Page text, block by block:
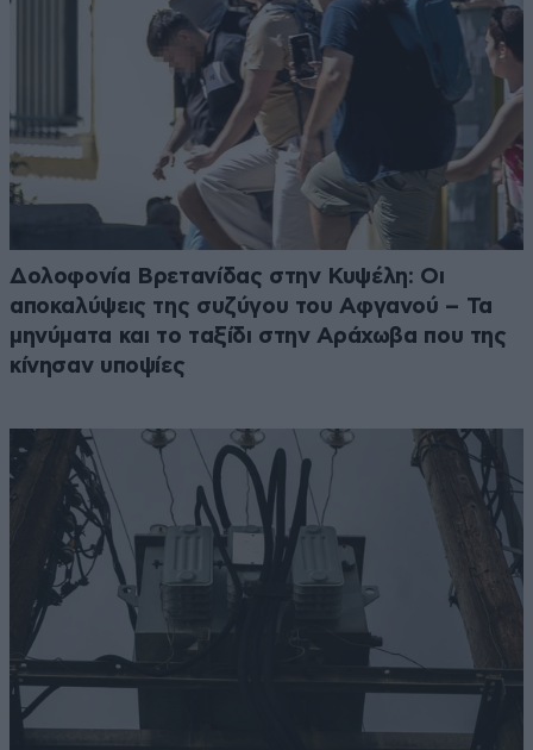
Δολοφονία Βρετανίδας στην Κυψέλη: Οι
αποκαλύψεις της συζύγου του Αφγανού – Τα
μηνύματα και το ταξίδι στην Αράχωβα που της
κίνησαν υποψίες